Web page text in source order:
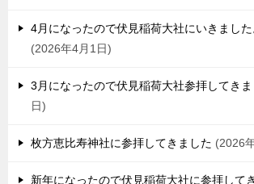
4月になったので伏見稲荷大社にいきました
2026年4月1日
3月になったので伏見稲荷大社参拝してきま
日
枚方恵比寿神社に参拝してきました 2026
新年になったので伏見稲荷大社に参拝して